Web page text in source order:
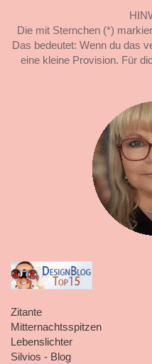
Die mit Sternchen (*)
Das bedeutet: Wenn du das
eine kleine Provision. Für
Zitante
Mitternachtsspitzen
Lebenslichter
Silvios - Blog